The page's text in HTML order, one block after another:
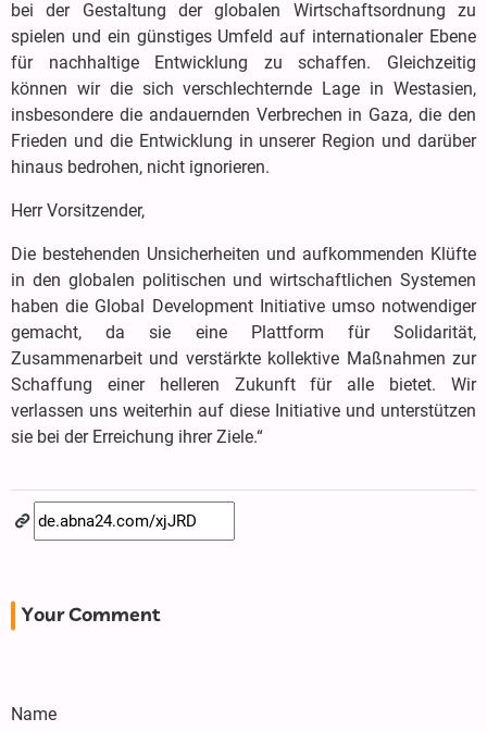
bei der Gestaltung der globalen Wirtschaftsordnung zu
spielen und ein günstiges Umfeld auf internationaler Ebene
für nachhaltige Entwicklung zu schaffen. Gleichzeitig
können wir die sich verschlechternde Lage in Westasien,
insbesondere die andauernden Verbrechen in Gaza, die den
Frieden und die Entwicklung in unserer Region und darüber
hinaus bedrohen, nicht ignorieren.
Herr Vorsitzender,
Die bestehenden Unsicherheiten und aufkommenden Klüfte
in den globalen politischen und wirtschaftlichen Systemen
haben die Global Development Initiative umso notwendiger
gemacht, da sie eine Plattform für Solidarität,
Zusammenarbeit und verstärkte kollektive Maßnahmen zur
Schaffung einer helleren Zukunft für alle bietet. Wir
verlassen uns weiterhin auf diese Initiative und unterstützen
sie bei der Erreichung ihrer Ziele.“
Your Comment
Name